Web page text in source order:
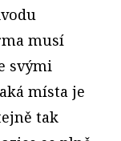
musí
svými
místa je
tak